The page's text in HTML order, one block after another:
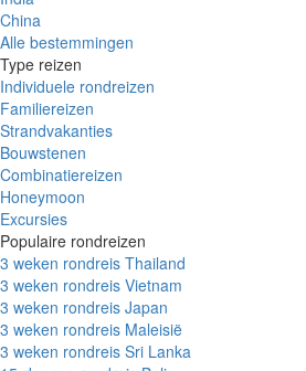
China
Alle bestemmingen
Type reizen
Individuele rondreizen
Familiereizen
Strandvakanties
Bouwstenen
Combinatiereizen
Honeymoon
Excursies
Populaire rondreizen
3 weken rondreis Thailand
3 weken rondreis Vietnam
3 weken rondreis Japan
3 weken rondreis Maleisië
3 weken rondreis Sri Lanka